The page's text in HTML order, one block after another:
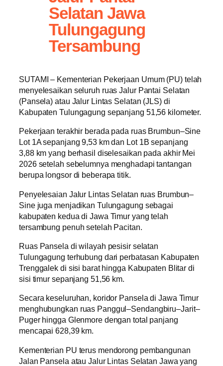
Selatan Jawa
Tulungagung
Tersambung
SUTAMI – Kementerian Pekerjaan Umum (PU) telah
menyelesaikan seluruh ruas Jalur Pantai Selatan
(Pansela) atau Jalur Lintas Selatan (JLS) di
Kabupaten Tulungagung sepanjang 51,56 kilometer.
Pekerjaan terakhir berada pada ruas Brumbun–Sine
Lot 1A sepanjang 9,53 km dan Lot 1B sepanjang
3,88 km yang berhasil diselesaikan pada akhir Mei
2026 setelah sebelumnya menghadapi tantangan
berupa longsor di beberapa titik.
Penyelesaian Jalur Lintas Selatan ruas Brumbun–
Sine juga menjadikan Tulungagung sebagai
kabupaten kedua di Jawa Timur yang telah
tersambung penuh setelah Pacitan.
Ruas Pansela di wilayah pesisir selatan
Tulungagung terhubung dari perbatasan Kabupaten
Trenggalek di sisi barat hingga Kabupaten Blitar di
sisi timur sepanjang 51,56 km.
Secara keseluruhan, koridor Pansela di Jawa Timur
menghubungkan ruas Panggul–Sendangbiru–Jarit–
Puger hingga Glenmore dengan total panjang
mencapai 628,39 km.
Kementerian PU terus mendorong pembangunan
Jalan Pansela atau Jalur Lintas Selatan Jawa yang